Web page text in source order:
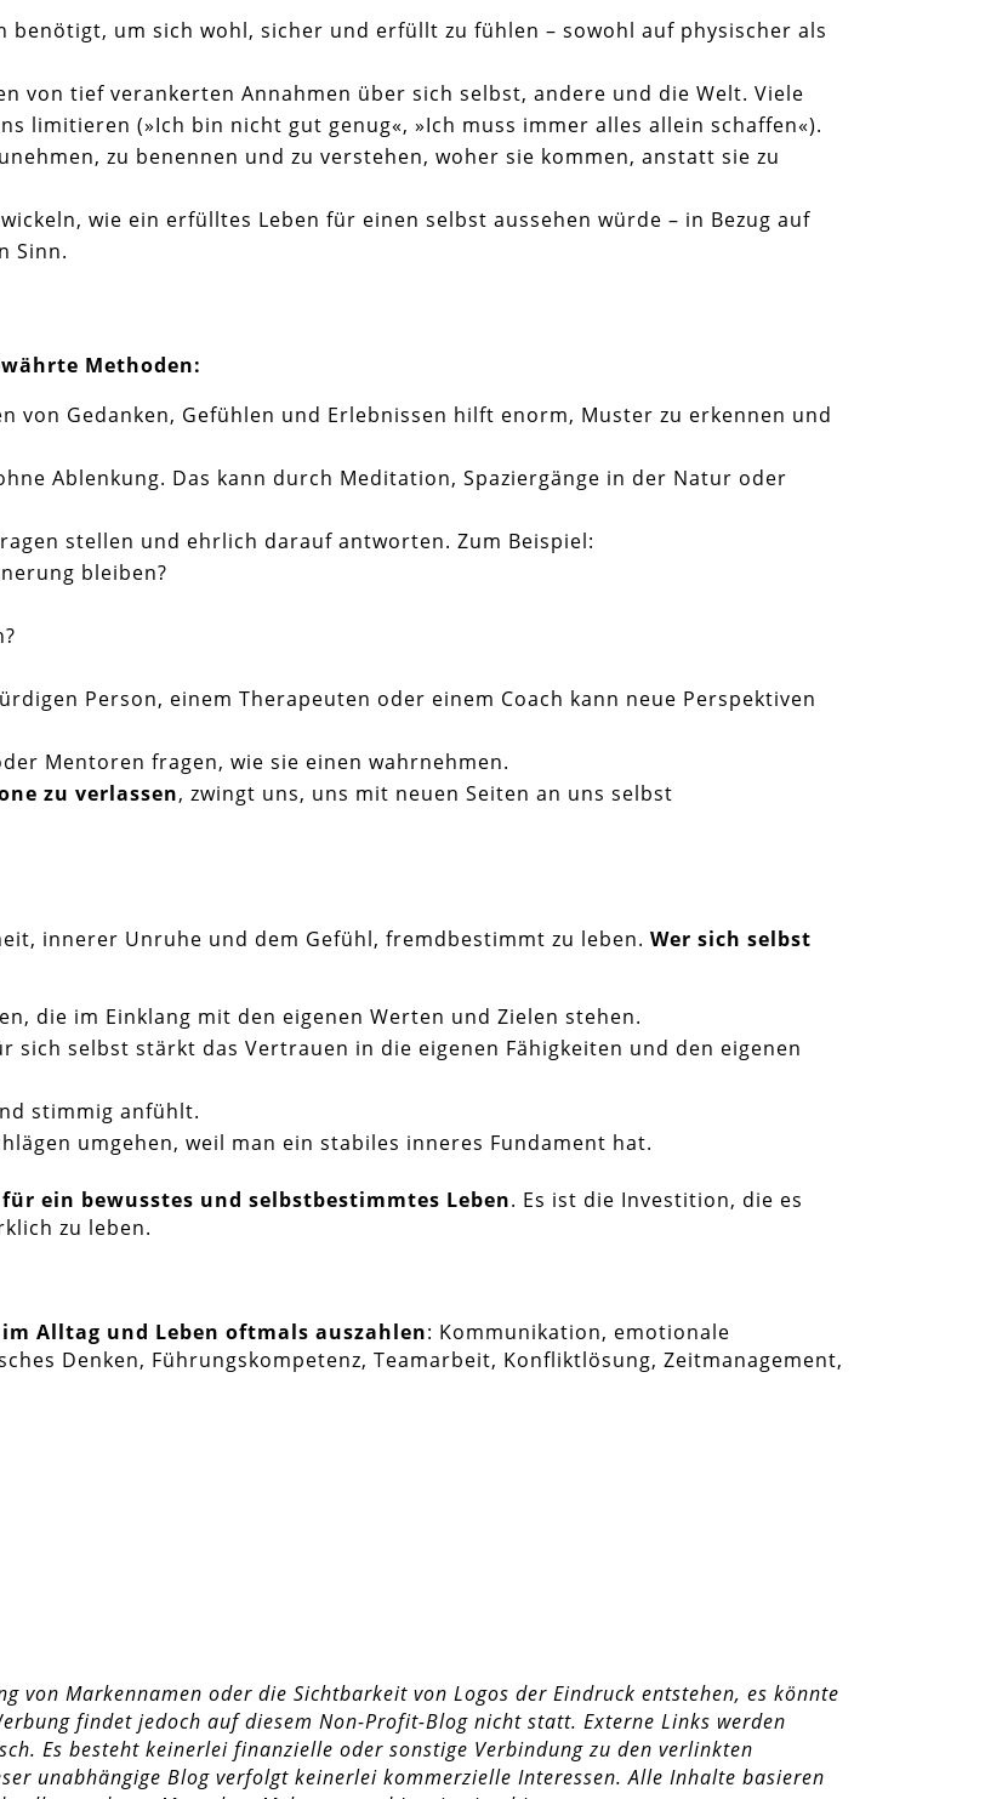
benötigt, um sich wohl, sicher und erfüllt zu fühlen – sowohl auf physischer als
von tief verankerten Annahmen über sich selbst, andere und die Welt. Viele
limitieren (»Ich bin nicht gut genug«, »Ich muss immer alles allein schaffen«).
zu benennen und zu verstehen, woher sie kommen, anstatt sie zu
wie ein erfülltes Leben für einen selbst aussehen würde – in Bezug auf
Sinn.
Methoden:
von Gedanken, Gefühlen und Erlebnissen hilft enorm, Muster zu erkennen und
Ablenkung. Das kann durch Meditation, Spaziergänge in der Natur oder
stellen und ehrlich darauf antworten. Zum Beispiel:
bleiben?
Person, einem Therapeuten oder einem Coach kann neue Perspektiven
Mentoren fragen, wie sie einen wahrnehmen.
zu verlassen, zwingt uns, uns mit neuen Seiten an uns selbst
innerer Unruhe und dem Gefühl, fremdbestimmt zu leben.Wer sich selbst
die im Einklang mit den eigenen Werten und Zielen stehen.
sich selbst stärkt das Vertrauen in die eigenen Fähigkeiten und den eigenen
stimmig anfühlt.
umgehen, weil man ein stabiles inneres Fundament hat.
ein bewusstes und selbstbestimmtes Leben. Es ist die Investition, die es
zu leben.
Alltag und Leben oftmals auszahlen: Kommunikation, emotionale
Denken, Führungskompetenz, Teamarbeit, Konfliktlösung, Zeitmanagement,
von Markennamen oder die Sichtbarkeit von Logos der Eindruck entstehen, es könnte
findet jedoch auf diesem Non-Profit-Blog nicht statt. Externe Links werden
Es besteht keinerlei finanzielle oder sonstige Verbindung zu den verlinkten
unabhängige Blog verfolgt keinerlei kommerzielle Interessen. Alle Inhalte basieren